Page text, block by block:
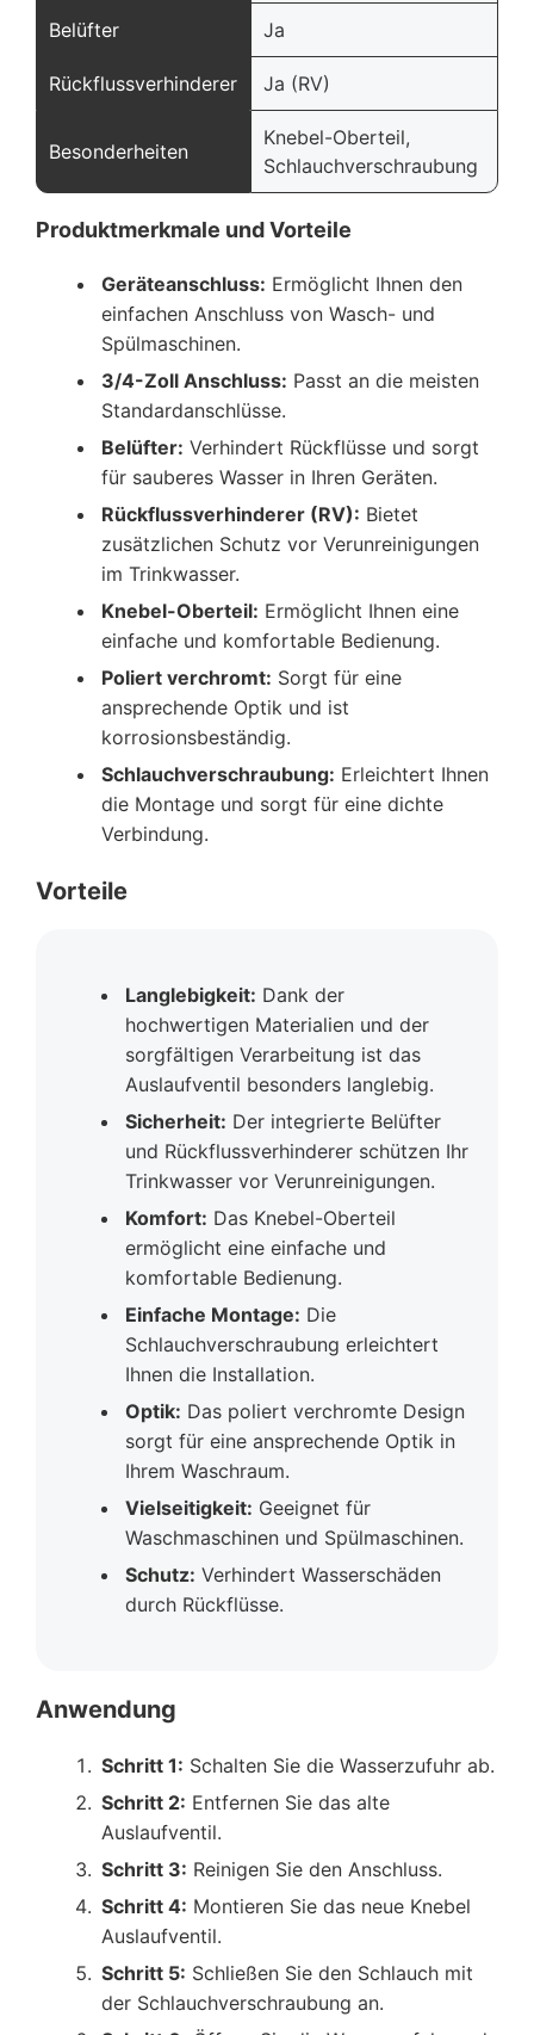
Belüfter Ja
Rückflussverhinderer Ja (RV)
Besonderheiten
Knebel-Oberteil,
Schlauchverschraubung
Produktmerkmale und Vorteile
Geräteanschluss: Ermöglicht Ihnen den
einfachen Anschluss von Wasch- und
Spülmaschinen.
3/4-Zoll Anschluss: Passt an die meisten
Standardanschlüsse.
Belüfter: Verhindert Rückflüsse und sorgt
für sauberes Wasser in Ihren Geräten.
Rückflussverhinderer (RV): Bietet
zusätzlichen Schutz vor Verunreinigungen
im Trinkwasser.
Knebel-Oberteil: Ermöglicht Ihnen eine
einfache und komfortable Bedienung.
Poliert verchromt: Sorgt für eine
ansprechende Optik und ist
korrosionsbeständig.
Schlauchverschraubung: Erleichtert Ihnen
die Montage und sorgt für eine dichte
Verbindung.
Vorteile
Langlebigkeit: Dank der
hochwertigen Materialien und der
sorgfältigen Verarbeitung ist das
Auslaufventil besonders langlebig.
Sicherheit: Der integrierte Belüfter
und Rückflussverhinderer schützen Ihr
Trinkwasser vor Verunreinigungen.
Komfort: Das Knebel-Oberteil
ermöglicht eine einfache und
komfortable Bedienung.
Einfache Montage: Die
Schlauchverschraubung erleichtert
Ihnen die Installation.
Optik: Das poliert verchromte Design
sorgt für eine ansprechende Optik in
Ihrem Waschraum.
Vielseitigkeit: Geeignet für
Waschmaschinen und Spülmaschinen.
Schutz: Verhindert Wasserschäden
durch Rückflüsse.
Anwendung
Schritt 1: Schalten Sie die Wasserzufuhr ab.
Schritt 2: Entfernen Sie das alte
Auslaufventil.
Schritt 3: Reinigen Sie den Anschluss.
Schritt 4: Montieren Sie das neue Knebel
Auslaufventil.
Schritt 5: Schließen Sie den Schlauch mit
der Schlauchverschraubung an.